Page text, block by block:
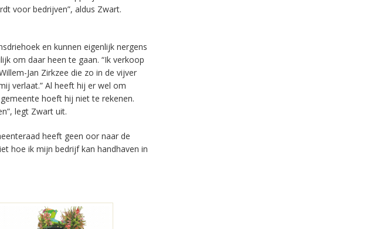
voor bedrijven”, aldus Zwart.
en kunnen eigenlijk nergens
om daar heen te gaan. “Ik verkoop
Jan Zirkzee die zo in de vijver
verlaat.” Al heeft hij er wel om
hoeft hij niet te rekenen.
legt Zwart uit.
heeft geen oor naar de
hoe ik mijn bedrijf kan handhaven in